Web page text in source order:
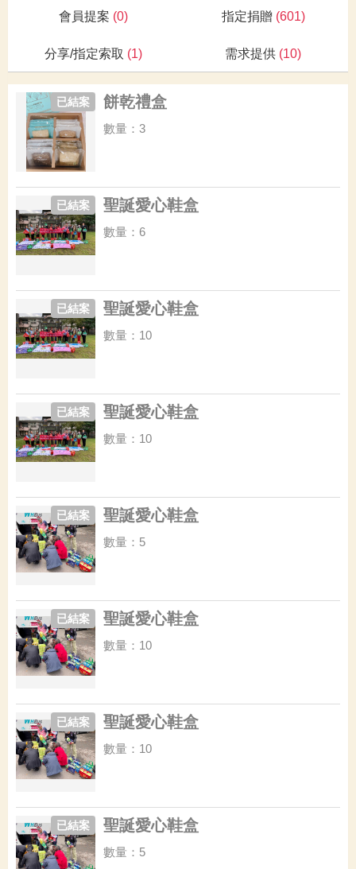
會員提案 (0) 指定捐贈 (601)
分享/指定索取 (1) 需求提供 (10)
餅乾禮盒
已結案
數量：3
聖誕愛心鞋盒
已結案
數量：6
聖誕愛心鞋盒
已結案
數量：10
聖誕愛心鞋盒
已結案
數量：10
聖誕愛心鞋盒
已結案
數量：5
聖誕愛心鞋盒
已結案
數量：10
聖誕愛心鞋盒
已結案
數量：10
聖誕愛心鞋盒
已結案
數量：5